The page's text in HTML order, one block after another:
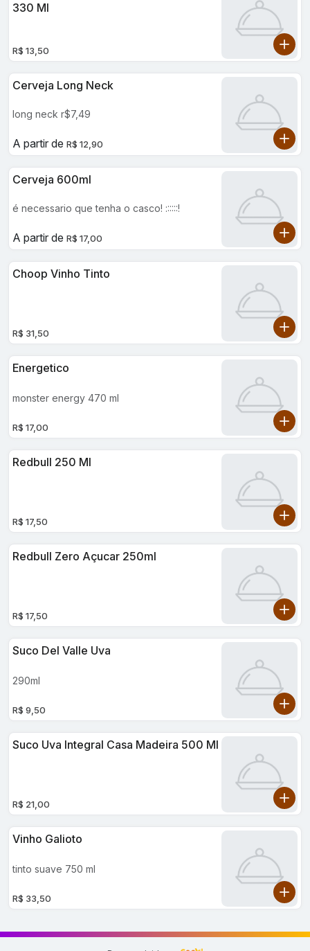
330 Ml
R$ 13,50
Cerveja Long Neck
long neck r$7,49
A partir de R$ 12,90
Cerveja 600ml
é necessario que tenha o casco! ::::::!
A partir de R$ 17,00
Choop Vinho Tinto
R$ 31,50
Energetico
monster energy 470 ml
R$ 17,00
Redbull 250 Ml
R$ 17,50
Redbull Zero Açucar 250ml
R$ 17,50
Suco Del Valle Uva
290ml
R$ 9,50
Suco Uva Integral Casa Madeira 500 Ml
R$ 21,00
Vinho Galioto
tinto suave 750 ml
R$ 33,50